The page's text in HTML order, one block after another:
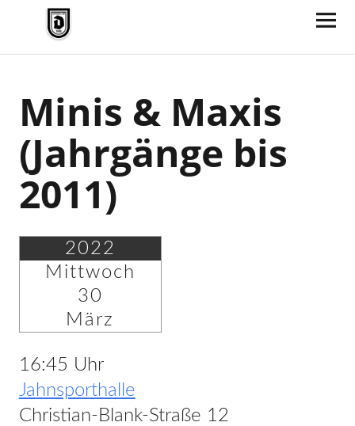
TV Jahn Duderstadt
Minis & Maxis
(Jahrgänge bis
2011)
2022
Mittwoch
30
März
16:45 Uhr
Jahnsporthalle
Christian-Blank-Straße 12